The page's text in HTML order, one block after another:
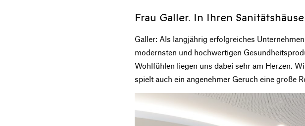
Frau Galler. In Ihren
Galler: Als langjährig erfolgreiches
modernsten und hochwertigen
Wohlfühlen liegen uns dabei sehr am Herzen.
spielt auch ein angenehmer Geruch eine große